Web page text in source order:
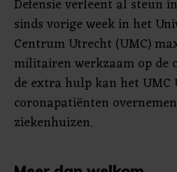
Defensie verleent al steun
sinds vorige week in het
Centrum Utrecht (UMC)
militairen werkzaam op de
de extra hulp kan het UMC
coronapatiënten
ziekenhuizen.